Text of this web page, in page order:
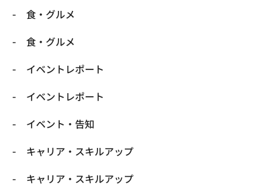
​食・グルメ
​食・グルメ
イベントレポート
イベントレポート
イベント・告知
キャリア・スキルアップ
キャリア・スキルアップ